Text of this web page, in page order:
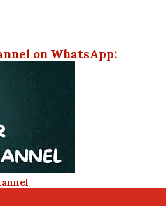
on WhatsApp: